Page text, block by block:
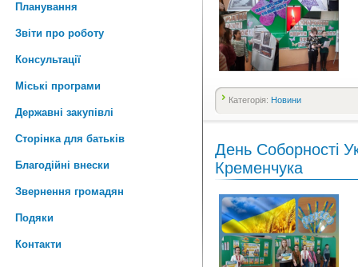
Планування
Звіти про роботу
Консультації
Міські програми
Державні закупівлі
Сторінка для батьків
Благодійні внески
Звернення громадян
Подяки
Контакти
Категорія: Новини
День Соборності
Кременчука